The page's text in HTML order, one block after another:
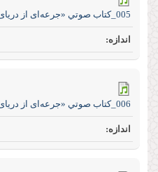
005_كتاب صوتي «جرعه‌ای از دریای راز»_ بخش نخست، گفتار دوم
006_كتاب صوتي «جرعه‌ای از دریای راز»_بخش نخست، گفتار سوم